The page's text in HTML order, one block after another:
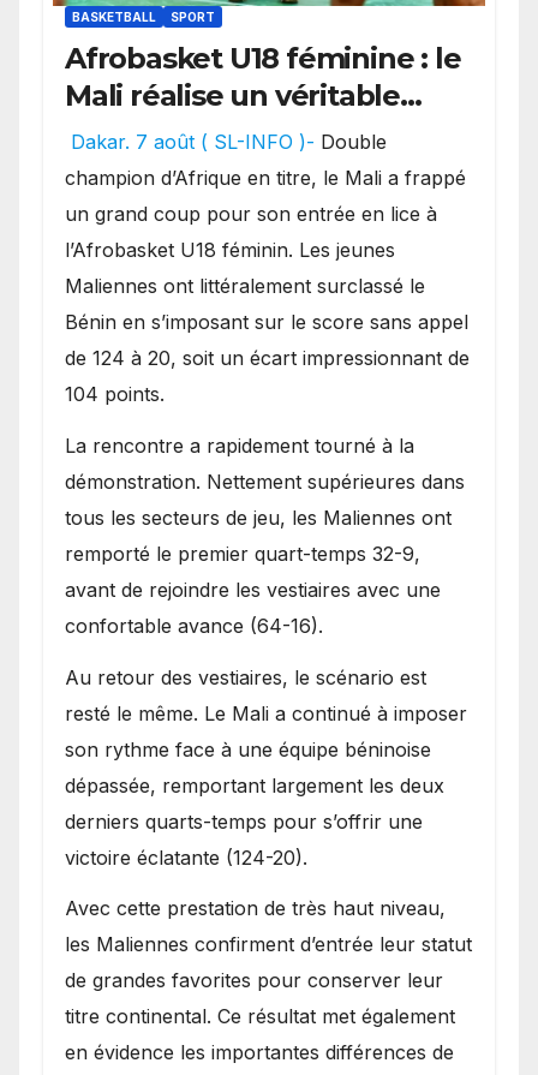
BASKETBALL SPORT
Afrobasket U18 féminine : le
Mali réalise un véritable
festival offensif et inflige
une lourde défaite au
Bénin.
Dakar. 7 août ( SL-INFO )- Double
champion d’Afrique en titre, le Mali a frappé
un grand coup pour son entrée en lice à
l’Afrobasket U18 féminin. Les jeunes
Maliennes ont littéralement surclassé le
Bénin en s’imposant sur le score sans appel
de 124 à 20, soit un écart impressionnant de
104 points.
La rencontre a rapidement tourné à la
démonstration. Nettement supérieures dans
tous les secteurs de jeu, les Maliennes ont
remporté le premier quart-temps 32-9,
avant de rejoindre les vestiaires avec une
confortable avance (64-16).
Au retour des vestiaires, le scénario est
resté le même. Le Mali a continué à imposer
son rythme face à une équipe béninoise
dépassée, remportant largement les deux
derniers quarts-temps pour s’offrir une
victoire éclatante (124-20).
Avec cette prestation de très haut niveau,
les Maliennes confirment d’entrée leur statut
de grandes favorites pour conserver leur
titre continental. Ce résultat met également
en évidence les importantes différences de